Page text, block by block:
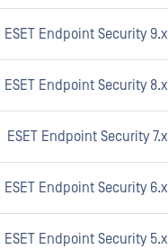
ESET Endpoint Security 9.x
ESET Endpoint Security 8.x
ESET Endpoint Security 7.x
ESET Endpoint Security 6.x
ESET Endpoint Security 5.x